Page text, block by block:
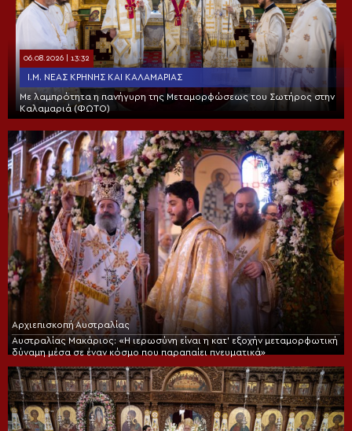
06.08.2026 | 13:32
Ι.Μ. ΝΈΑΣ ΚΡΉΝΗΣ ΚΑΙ ΚΑΛΑΜΑΡΙΆΣ
Με λαμπρότητα η πανήγυρη της Μεταμορφώσεως του Σωτήρος στην
Καλαμαριά (ΦΩΤΟ)
Αρχιεπισκοπή Αυστραλίας
Αυστραλίας Μακάριος: «Η ιερωσύνη είναι η κατ’ εξοχήν μεταμορφωτική
δύναμη μέσα σε έναν κόσμο που παραπαίει πνευματικά»